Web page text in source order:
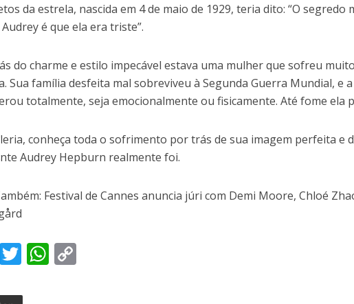
da estrela, nascida em 4 de maio de 1929, teria dito: “O segredo
é que ela era triste”.
do charme e estilo impecável estava uma mulher que sofreu
Sua família desfeita mal sobreviveu à Segunda Guerra Mundial, e
totalmente, seja emocionalmente ou fisicamente. Até fome ela
conheça toda o sofrimento por trás de sua imagem perfeita e
Audrey Hepburn realmente foi.
Festival de Cannes anuncia júri com Demi Moore, Chloé
F T
itt
W